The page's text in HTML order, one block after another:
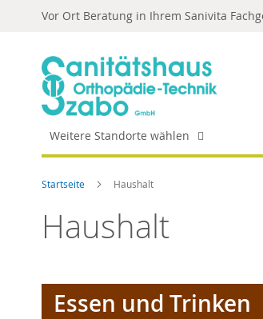
Vor Ort Beratung in Ihrem Sanivita
Weitere Standorte wählen
Startseite Haushalt
Haushalt
Essen und Trinken